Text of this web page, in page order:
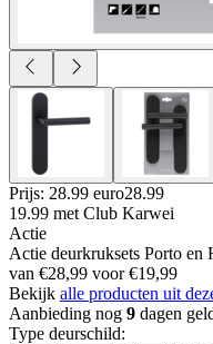
Prijs: 28.99 euro28.99
19.99 met Club Karwei
Actie
Actie deurkruksets Porto en
van €28,99 voor €19,99
Bekijk alle producten uit
Aanbieding nog 9 dagen
Type deurschild: